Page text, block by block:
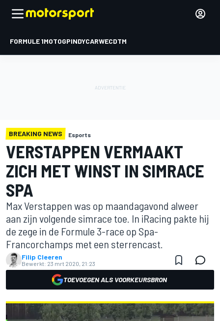
FORMULE 1MOTOGPINDYCARWECDTM
BREAKING NEWS Esports
VERSTAPPEN VERMAAKT
ZICH MET WINST IN SIMRACE
SPA
Max Verstappen was op maandagavond alweer
aan zijn volgende simrace toe. In iRacing pakte hij
de zege in de Formule 3-race op Spa-
Francorchamps met een sterrencast.
Filip Cleeren
Bewerkt: 23 mrt 2020, 21:23
TOEVOEGEN ALS VOORKEURSBRON